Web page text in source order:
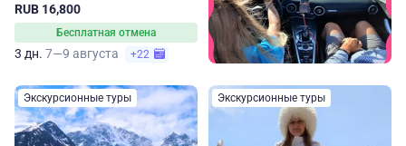
RUB 16,800
Бесплатная отмена
3 дн. 7—9 августа +22
Экскурсионные туры Экскурсионные туры